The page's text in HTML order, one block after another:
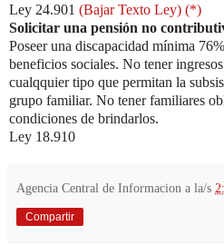
Ley 24.901 (Bajar Texto Ley) (*)
Solicitar una pensión no
Poseer una discapacidad mínima
beneficios sociales. No tener
cualqquier tipo que permitan la
grupo familiar. No tener familiares
condiciones de brindarlos.
Ley 18.910
Agencia Central de Informacion a la/s
Compartir